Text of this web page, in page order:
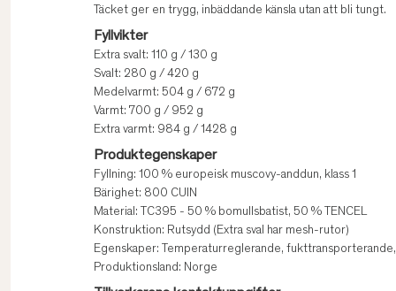
Täcket ger en trygg, inbäddande känsla utan att bli tungt.
Fyllvikter
Extra svalt: 110 g / 130 g
Svalt: 280 g / 420 g
Medelvarmt: 504 g / 672 g
Varmt: 700 g / 952 g
Extra varmt: 984 g / 1428 g
Produktegenskaper
Fyllning: 100 % europeisk muscovy-anddun, klass 1
Bärighet: 800 CUIN
Material: TC395 - 50 % bomullsbatist, 50 % TENCEL
Konstruktion: Rutsydd (Extra sval har mesh-rutor)
Egenskaper: Temperaturreglerande,
Produktionsland: Norge